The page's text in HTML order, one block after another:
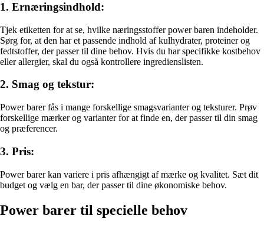
1. Ernæringsindhold:
Tjek etiketten for at se, hvilke næringsstoffer power baren indeholder.
Sørg for, at den har et passende indhold af kulhydrater, proteiner og
fedtstoffer, der passer til dine behov. Hvis du har specifikke kostbehov
eller allergier, skal du også kontrollere ingredienslisten.
2. Smag og tekstur:
Power barer fås i mange forskellige smagsvarianter og teksturer. Prøv
forskellige mærker og varianter for at finde en, der passer til din smag
og præferencer.
3. Pris:
Power barer kan variere i pris afhængigt af mærke og kvalitet. Sæt dit
budget og vælg en bar, der passer til dine økonomiske behov.
Power barer til specielle behov